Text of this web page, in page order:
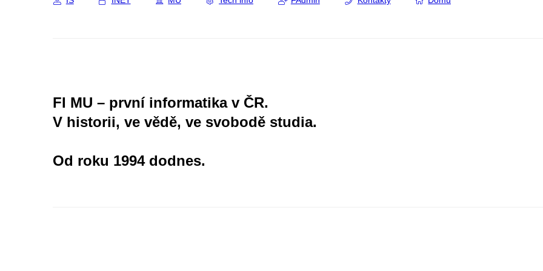
FI MU – první informatika v ČR.
V historii, ve vědě, ve svobodě studia.
Od roku 1994 dodnes.